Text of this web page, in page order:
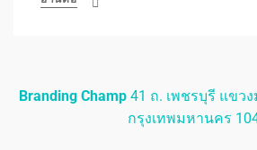
Branding Champ 41 ถ. เพชรบุรี แขว
กรุงเทพมหานคร